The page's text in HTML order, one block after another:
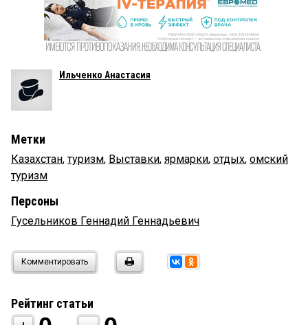
Ильченко Анастасия
Метки
Казахстан,туризм, Выставки, ярмарки, отдых, омский
туризм
Персоны
Гусельников Геннадий Геннадьевич
Комментировать
Рейтинг статьи